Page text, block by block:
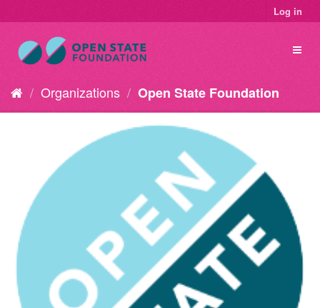
Log in
Organizations Open State Foundation